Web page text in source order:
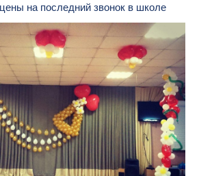
на последний звонок в школе